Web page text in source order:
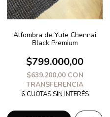
Alfombra de Yute Chennai
Black Premium
$799.000,00
$639.200,00 CON
TRANSFERENCIA